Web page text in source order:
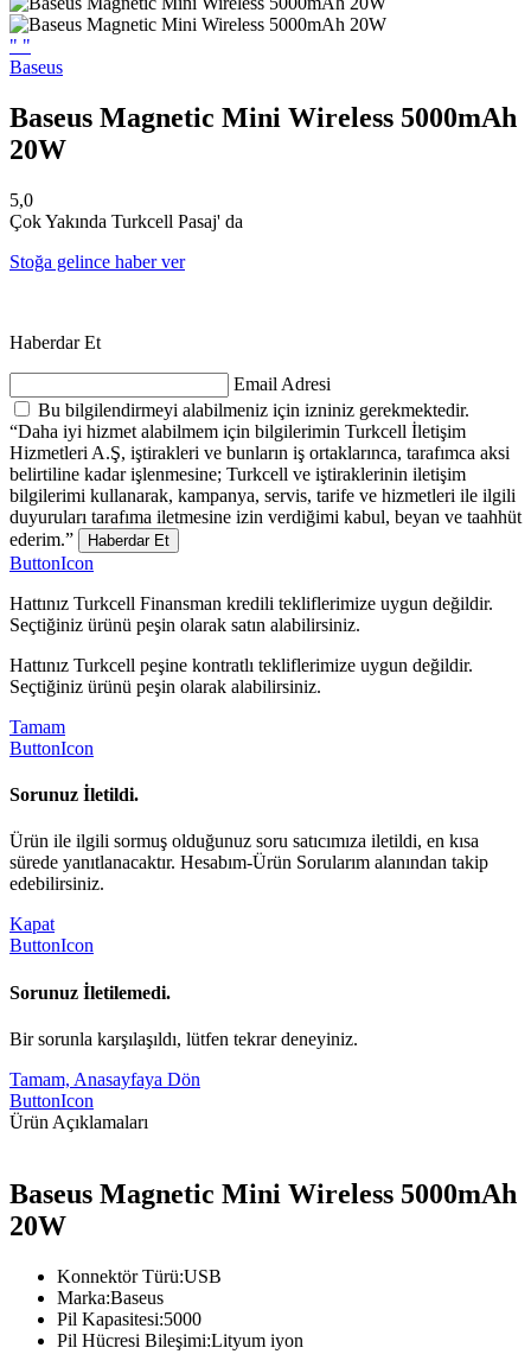
" "
Baseus
Baseus Magnetic Mini Wireless 5000mAh
20W
5,0
Çok Yakında Turkcell Pasaj' da
Stoğa gelince haber ver
Haberdar Et
Email Adresi
Bu bilgilendirmeyi alabilmeniz için izniniz gerekmektedir.
“Daha iyi hizmet alabilmem için bilgilerimin Turkcell İletişim
Hizmetleri A.Ş, iştirakleri ve bunların iş ortaklarınca, tarafımca aksi
belirtiline kadar işlenmesine; Turkcell ve iştiraklerinin iletişim
bilgilerimi kullanarak, kampanya, servis, tarife ve hizmetleri ile ilgili
duyuruları tarafıma iletmesine izin verdiğimi kabul, beyan ve taahhüt
ederim.”
Haberdar Et
ButtonIcon
Hattınız Turkcell Finansman kredili tekliflerimize uygun değildir.
Seçtiğiniz ürünü peşin olarak satın alabilirsiniz.
Hattınız Turkcell peşine kontratlı tekliflerimize uygun değildir.
Seçtiğiniz ürünü peşin olarak alabilirsiniz.
Tamam
ButtonIcon
Sorunuz İletildi.
Ürün ile ilgili sormuş olduğunuz soru satıcımıza iletildi, en kısa
sürede yanıtlanacaktır. Hesabım-Ürün Sorularım alanından takip
edebilirsiniz.
Kapat
ButtonIcon
Sorunuz İletilemedi.
Bir sorunla karşılaşıldı, lütfen tekrar deneyiniz.
Tamam, Anasayfaya Dön
ButtonIcon
Ürün Açıklamaları
Baseus Magnetic Mini Wireless 5000mAh
20W
Konnektör Türü:USB
Marka:Baseus
Pil Kapasitesi:5000
Pil Hücresi Bileşimi:Lityum iyon